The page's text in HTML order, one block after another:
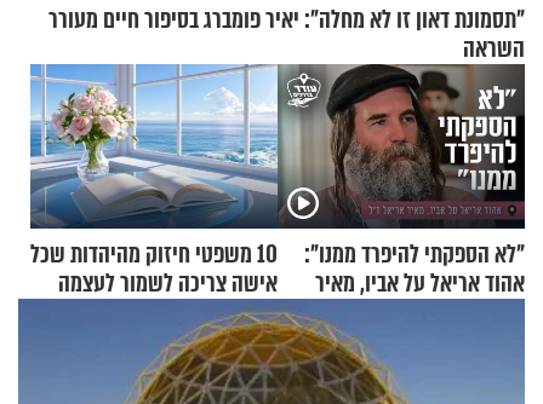
"תסמונת דאון זו לא מחלה": יאיר פומברג בסיפור חיים מעורר
השראה
"לא הספקתי להיפרד ממנו":
אהוד אריאל על אביו, מאיר
10 משפטי חיזוק מהיהדות שכל
אישה צריכה לשמור לעצמה